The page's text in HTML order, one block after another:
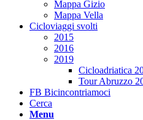
Mappa Gizio
Mappa Vella
Cicloviaggi svolti
2015
2016
2019
Cicloadriatica
Tour Abruzzo
FB Bicincontriamoci
Cerca
Menu